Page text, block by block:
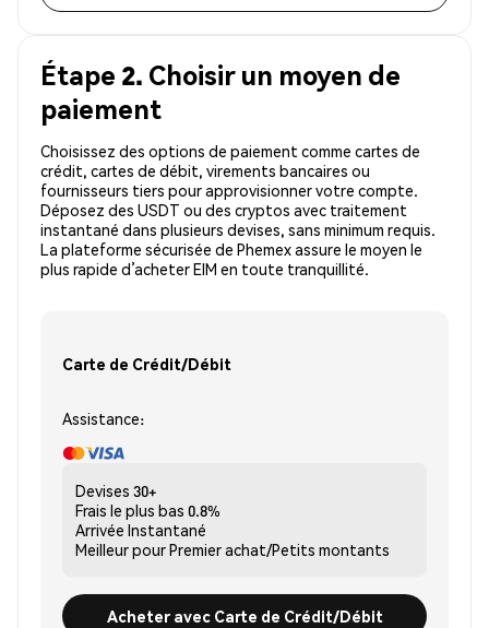
Étape 2. Choisir un moyen de
paiement
Choisissez des options de paiement comme cartes de
crédit, cartes de débit, virements bancaires ou
fournisseurs tiers pour approvisionner votre compte.
Déposez des USDT ou des cryptos avec traitement
instantané dans plusieurs devises, sans minimum requis.
La plateforme sécurisée de Phemex assure le moyen le
plus rapide d’acheter EIM en toute tranquillité.
Carte de Crédit/Débit
Assistance:
Devises 30+
Frais le plus bas 0.8%
Arrivée Instantané
Meilleur pourPremier achat/Petits montants
Acheter avec Carte de Crédit/Débit